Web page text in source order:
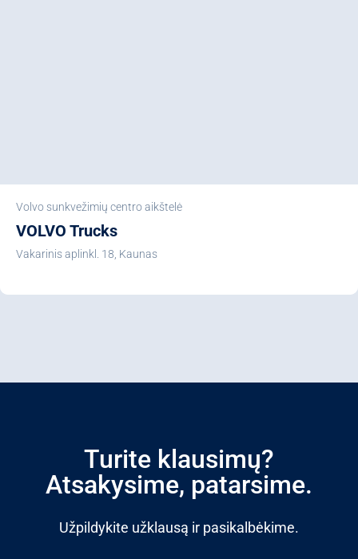
Volvo sunkvežimių centro aikštelė
VOLVO Trucks
Vakarinis aplinkl. 18, Kaunas
Turite klausimų?
Atsakysime, patarsime.
Užpildykite užklausą ir pasikalbėkime.